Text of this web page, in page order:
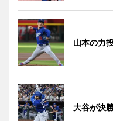
山本の力
大谷が決